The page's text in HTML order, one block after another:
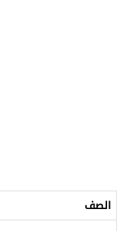
الصف